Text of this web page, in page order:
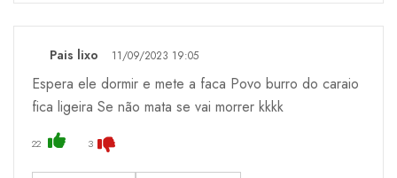
Pais lixo 11/09/2023 19:05
Espera ele dormir e mete a faca Povo burro do caraio
fica ligeira Se não mata se vai morrer kkkk
22 3